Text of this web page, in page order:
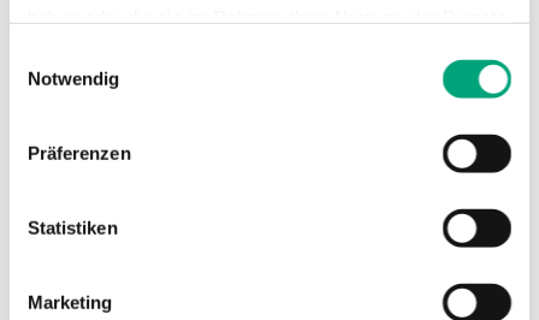
Notwendig
Präferenzen
Statistiken
Marketing
Datensicherung Kondensator